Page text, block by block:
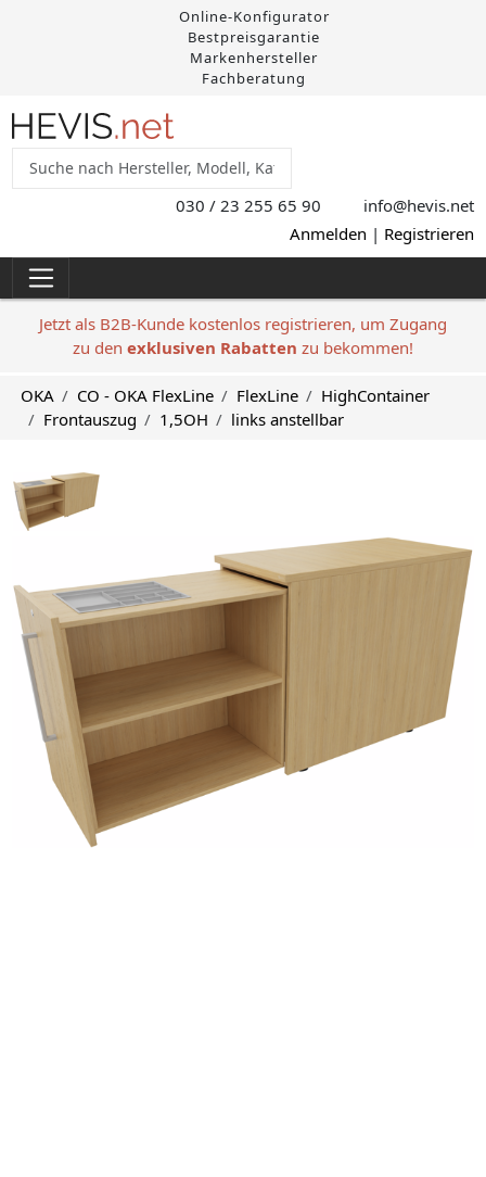
Online-Konfigurator
Bestpreisgarantie
Markenhersteller
Fachberatung
030 / 23 255 65 90 info@hevis.net
Anmelden | Registrieren
Jetzt als B2B-Kunde kostenlos registrieren, um Zugang
zu den exklusiven Rabatten zu bekommen!
OKA CO - OKA FlexLine FlexLine
HighContainer
Frontauszug
1,5OH links anstellbar